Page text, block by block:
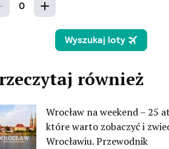
również
Wrocław na weekend – 25
które warto zobaczyć i
Wrocławiu. Przewodnik